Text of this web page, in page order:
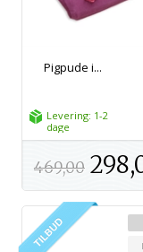
Pigpude i...
Levering: 1-2
dage
469,00